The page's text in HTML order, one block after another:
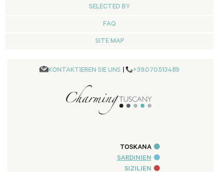
SELECTED BY
FAQ
SITE MAP
KONTAKTIEREN SIE UNS +39.070.513489
TOSKANA
SARDINIEN
SIZILIEN